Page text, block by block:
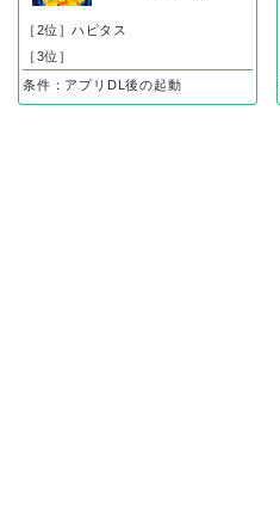
［2位］ハピタス
［3位］
条件：アプリDL後の起動